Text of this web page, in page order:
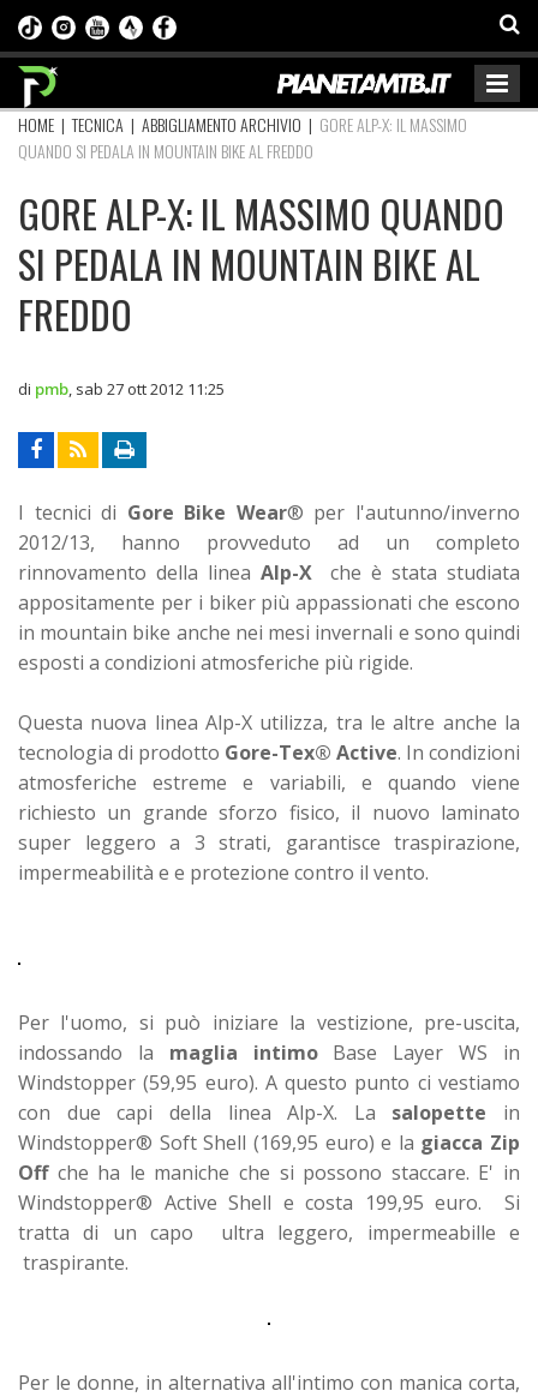
HOME |TECNICA | ABBIGLIAMENTO ARCHIVIO | GORE ALP-X: IL MASSIMO
QUANDO SI PEDALA IN MOUNTAIN BIKE AL FREDDO
GORE ALP-X: IL MASSIMO QUANDO
SI PEDALA IN MOUNTAIN BIKE AL
FREDDO
di pmb sab 27 ott 2012 11:25
I tecnici di Gore Bike Wear® per l'autunno/inverno
2012/13, hanno provveduto ad un completo
rinnovamento della linea Alp-X
che è stata studiata
appositamente per i biker più appassionati che escono
in mountain bike anche nei mesi invernali e sono quindi
esposti a condizioni atmosferiche più rigide.
Questa nuova linea Alp-X utilizza, tra le altre anche la
tecnologia di prodotto Gore-Tex® Active. In condizioni
atmosferiche estreme e variabili, e quando viene
richiesto un grande sforzo fisico, il nuovo laminato
super leggero a 3 strati, garantisce traspirazione,
impermeabilità e e protezione contro il vento.
Per l'uomo, si può iniziare la vestizione, pre-uscita,
indossando la maglia intimoBase Layer WS in
Windstopper (59,95 euro). A questo punto ci vestiamo
con due capi della linea Alp-X. La salopette in
Windstopper® Soft Shell (169,95 euro) e la giacca Zip
Offche ha le maniche che si possono staccare. E' in
Windstopper® Active Shell e costa 199,95 euro. Si
tratta di un capo ultra leggero, impermeabille e
traspirante.
Per le donne, in alternativa all'intimo con manica corta,